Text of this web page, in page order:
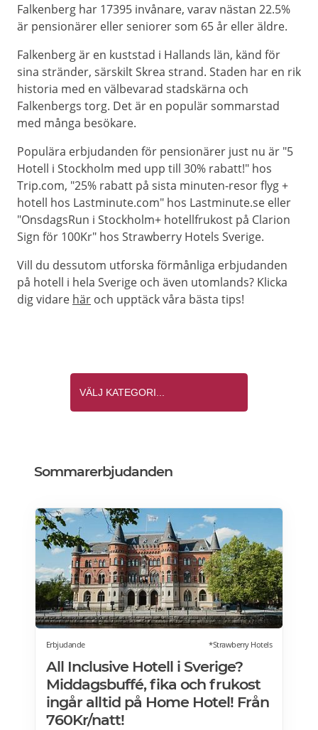
Falkenberg har 17395 invånare, varav nästan 22.5%
är pensionärer eller seniorer som 65 år eller äldre.
Falkenberg är en kuststad i Hallands län, känd för
sina stränder, särskilt Skrea strand. Staden har en rik
historia med en välbevarad stadskärna och
Falkenbergs torg. Det är en populär sommarstad
med många besökare.
Populära erbjudanden för pensionärer just nu är "5
Hotell i Stockholm med upp till 30% rabatt!" hos
Trip.com, "25% rabatt på sista minuten-resor flyg +
hotell hos Lastminute.com" hos Lastminute.se eller
"OnsdagsRun i Stockholm+ hotellfrukost på Clarion
Sign för 100Kr" hos Strawberry Hotels Sverige.
Vill du dessutom utforska förmånliga erbjudanden
på hotell i hela Sverige och även utomlands? Klicka
dig vidare här och upptäck våra bästa tips!
Sommarerbjudanden
Erbjudande *Strawberry Hotels
All Inclusive Hotell i Sverige?
Middagsbuffé, fika och frukost
ingår alltid på Home Hotel! Från
760Kr/natt!